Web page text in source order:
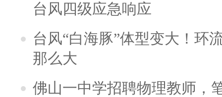
台风四级应急响应
台风“白海豚”体型变大！环
那么大
佛山一中学招聘物理教师，